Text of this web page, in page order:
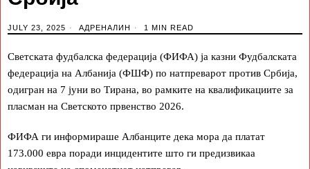
JULY 23, 2025 АДРЕНАЛИН 1 MIN READ
Светската фудбалска федерација (ФИФА) ја казни Фудбалската
федерација на Албанија (ФШФ) по натпреварот против Србија,
одигран на 7 јуни во Тирана, во рамките на квалификациите за
пласман на Светското првенство 2026.
ФИФА ги информираше Албанците дека мора да платат
173.000 евра поради инцидентите што ги предизвикаа